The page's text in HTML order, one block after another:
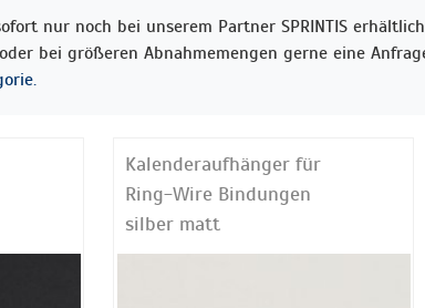
nur noch bei unserem Partner SPRINTIS
bei größeren Abnahmemengen gerne eine
Kalenderaufhänger für
Ring-Wire Bindungen
silber matt